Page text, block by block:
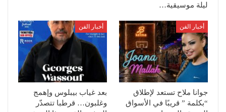
ليلة موسيقية…
أخبار الفن
جوانا ملاح تستعد لإطلاق
“بكلمة ” قريبًا في الأسواق
أخبار الفن
بعد غياب بيبلوس وإهمج
وغلبون… قرطبا تتصدّر